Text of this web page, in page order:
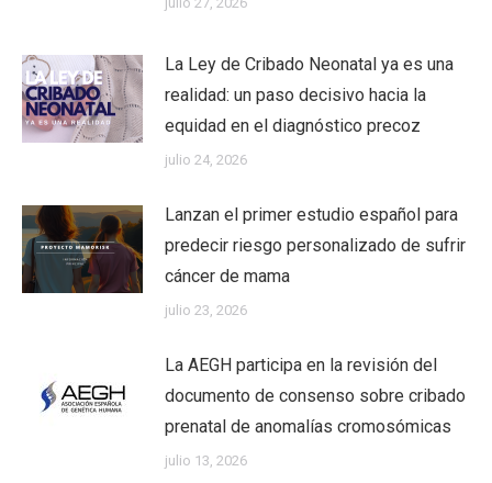
La Ley de Cribado Neonatal ya es una
realidad: un paso decisivo hacia la
equidad en el diagnóstico precoz
julio 24, 2026
Lanzan el primer estudio español para
predecir riesgo personalizado de sufrir
cáncer de mama
julio 23, 2026
La AEGH participa en la revisión del
documento de consenso sobre cribado
prenatal de anomalías cromosómicas
julio 13, 2026